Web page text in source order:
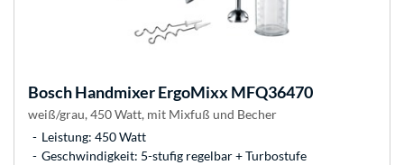
BoschHandmixer ErgoMixx MFQ36470
weiß/grau, 450 Watt, mit Mixfuß und Becher
Leistung: 450 Watt
Geschwindigkeit: 5-stufig regelbar + Turbostufe